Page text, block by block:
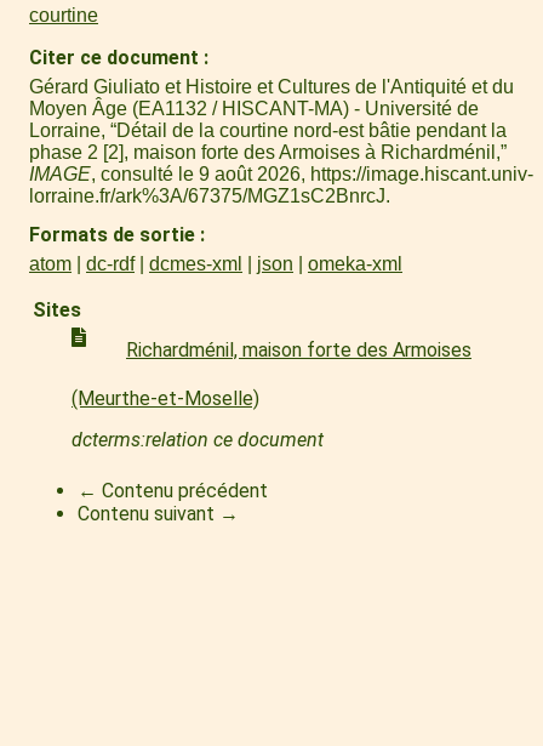
courtine
Citer ce document
Gérard Giuliato et Histoire et Cultures de l'Antiquité et du
Moyen Âge (EA1132 / HISCANT-MA) - Université de
Lorraine, “Détail de la courtine nord-est bâtie pendant la
phase 2 [2], maison forte des Armoises à Richardménil,”
IMAGE, consulté le 9 août 2026, https://image.hiscant.univ-
lorraine.fr/ark%3A/67375/MGZ1sC2BnrcJ.
Formats de sortie
atom dc-rdf dcmes-xml json omeka-xml
Sites
Richardménil, maison forte des Armoises
(Meurthe-et-Moselle)
dcterms:relation ce document
← Contenu précédent
Contenu suivant →